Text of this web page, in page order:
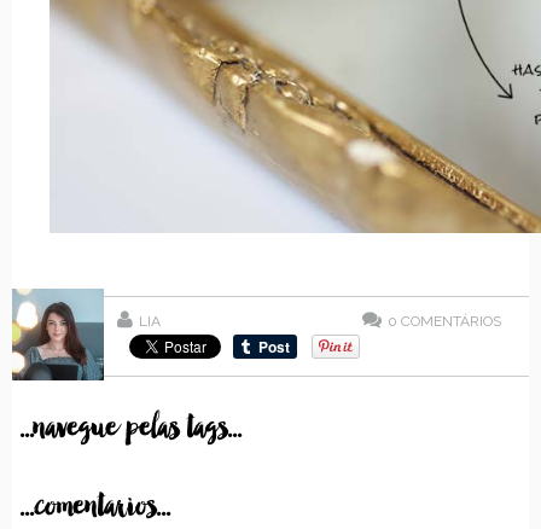
LIA 0 COMENTÁRIOS
...navegue pelas tags...
...comentarios...